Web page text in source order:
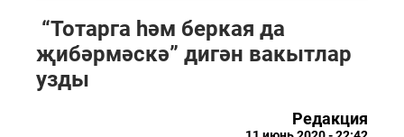
“Тотарга һәм беркая да
җибәрмәскә” дигән вакытлар
узды
Редакция